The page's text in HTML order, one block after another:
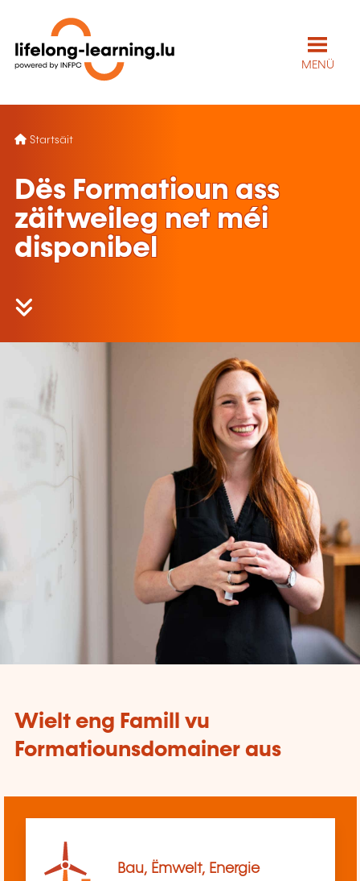
MENÜ
Startsäit
Dës Formatioun ass
zäitweileg net méi
disponibel
Wielt eng Famill vu
Formatiounsdomainer aus
Bau, Ëmwelt, Energie